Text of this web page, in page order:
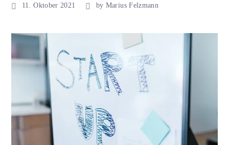
11. Oktober 2021 by Marius Felzmann